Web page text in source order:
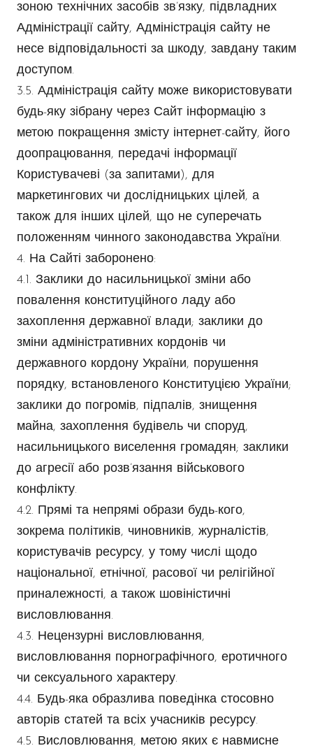
зоною технічних засобів зв’язку, підвладних
Адміністрації сайту, Адміністрація сайту не
несе відповідальності за шкоду, завдану таким
доступом.
3.5. Адміністрація сайту може використовувати
будь-яку зібрану через Сайт інформацію з
метою покращення змісту інтернет-сайту, його
доопрацювання, передачі інформації
Користувачеві (за запитами), для
маркетингових чи дослідницьких цілей, а
також для інших цілей, що не суперечать
положенням чинного законодавства України.
4. На Сайті заборонено:
4.1. Заклики до насильницької зміни або
повалення конституційного ладу або
захоплення державної влади; заклики до
зміни адміністративних кордонів чи
державного кордону України, порушення
порядку, встановленого Конституцією України;
заклики до погромів, підпалів, знищення
майна, захоплення будівель чи споруд,
насильницького виселення громадян; заклики
до агресії або розв’язання військового
конфлікту.
4.2. Прямі та непрямі образи будь-кого,
зокрема політиків, чиновників, журналістів,
користувачів ресурсу, у тому числі щодо
національної, етнічної, расової чи релігійної
приналежності, а також шовіністичні
висловлювання.
4.3. Нецензурні висловлювання,
висловлювання порнографічного, еротичного
чи сексуального характеру.
4.4. Будь-яка образлива поведінка стосовно
авторів статей та всіх учасників ресурсу.
4.5. Висловлювання, метою яких є навмисне